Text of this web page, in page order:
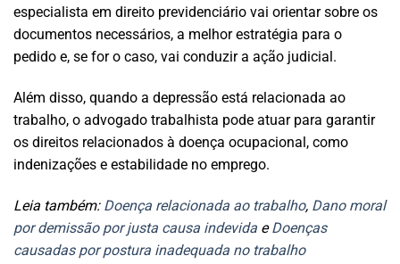
especialista em direito previdenciário vai orientar sobre os
documentos necessários, a melhor estratégia para o
pedido e, se for o caso, vai conduzir a ação judicial.
Além disso, quando a depressão está relacionada ao
trabalho, o advogado trabalhista pode atuar para garantir
os direitos relacionados à doença ocupacional, como
indenizações e estabilidade no emprego.
Leia também: Doença relacionada ao trabalho, Dano moral
por demissão por justa causa indevida eDoenças
causadas por postura inadequada no trabalho